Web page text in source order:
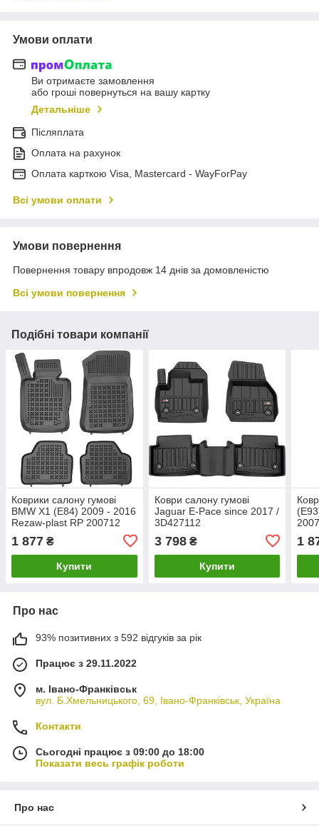
Умови оплати
Ви отримаєте замовлення
або гроші повернуться на вашу картку
Детальніше
Післяплата
Оплата на рахунок
Оплата карткою Visa, Mastercard - WayForPay
Всі умови оплати
Умови повернення
Повернення товару впродовж 14 днів за домовленістю
Всі умови повернення
Подібні товари компанії
Коврики салону гумові
BMW X1 (E84) 2009 - 2016
Rezaw-plast RP 200712
1 877 ₴
Купити
Коври салону гумові
Jaguar E-Pace since 2017 /
3D427112
3 798₴
Купити
1
Про нас
93% позитивних з 592 відгуків за рік
Працює з 29.11.2022
м. Івано-Франківськ
вул. Б.Хмельницького, 69, Івано-Франківськ, Україна
Контакти
Сьогодні працює з 09:00 до 18:00
Показати весь графік роботи
Про нас